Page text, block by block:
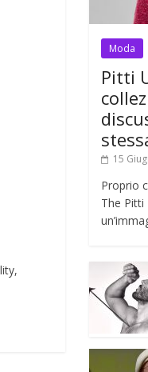
Moda
Pitti
15
Proprio
The